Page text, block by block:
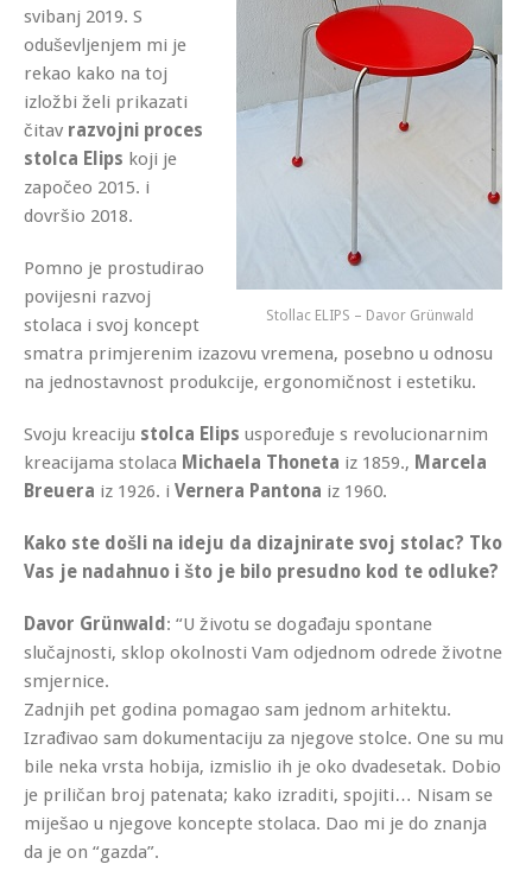
Stollac ELIPS – Davor Grünwald
svibanj 2019. S
oduševljenjem mi je
rekao kako na toj
izložbi želi prikazati
čitav razvojni proces
stolca Elips koji je
započeo 2015. i
dovršio 2018.
Pomno je prostudirao
povijesni razvoj
stolaca i svoj koncept
smatra primjerenim izazovu vremena, posebno u odnosu
na jednostavnost produkcije, ergonomičnost i estetiku.
Svoju kreaciju stolca Elips uspoređuje s revolucionarnim
kreacijama stolaca Michaela Thoneta iz 1859., Marcela
Breuera iz 1926. i Vernera Pantona iz 1960.
Kako ste došli na ideju da dizajnirate svoj stolac? Tko
Vas je nadahnuo i što je bilo presudno kod te odluke?
Davor Grünwald : “U životu se događaju spontane
slučajnosti, sklop okolnosti Vam odjednom odrede životne
smjernice.
Zadnjih pet godina pomagao sam jednom arhitektu.
Izrađivao sam dokumentaciju za njegove stolce. One su mu
bile neka vrsta hobija, izmislio ih je oko dvadesetak. Dobio
je priličan broj patenata; kako izraditi, spojiti… Nisam se
miješao u njegove koncepte stolaca. Dao mi je do znanja
da je on “gazda”.